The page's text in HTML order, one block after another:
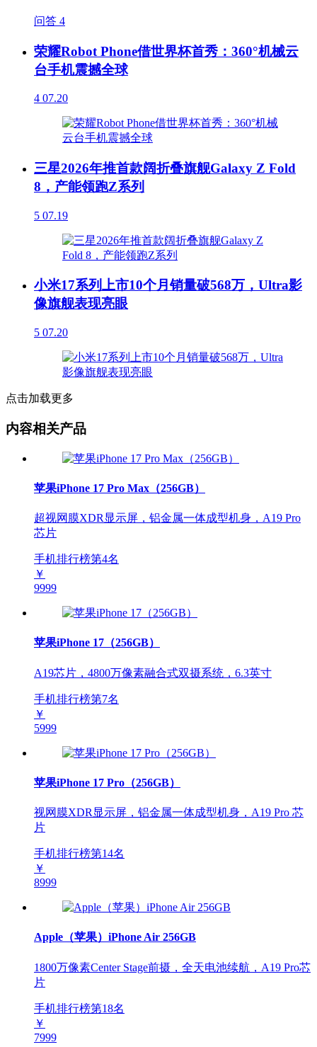
问答 4
荣耀Robot Phone借世界杯首秀：360°机械云
台手机震撼全球
4 07.20
三星2026年推首款阔折叠旗舰Galaxy Z Fold
8，产能领跑Z系列
5 07.19
小米17系列上市10个月销量破568万，Ultra影
像旗舰表现亮眼
5 07.20
点击加载更多
内容相关产品
苹果iPhone 17 Pro Max（256GB）
超视网膜XDR显示屏，铝金属一体成型机身，A19 Pro
芯片
手机排行榜第4名
￥
9999
苹果iPhone 17（256GB）
A19芯片，4800万像素融合式双摄系统，6.3英寸
手机排行榜第7名
￥
5999
苹果iPhone 17 Pro（256GB）
视网膜XDR显示屏，铝金属一体成型机身，A19 Pro 芯
片
手机排行榜第14名
￥
8999
Apple（苹果）iPhone Air 256GB
1800万像素Center Stage前摄，全天电池续航，A19 Pro芯
片
手机排行榜第18名
￥
7999